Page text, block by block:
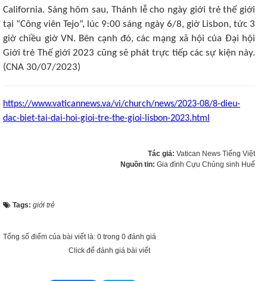
California. Sáng hôm sau, Thánh lễ cho ngày giới trẻ thế giới
tại “Công viên Tejo”, lúc 9:00 sáng ngày 6/8, giờ Lisbon, tức 3
giờ chiều giờ VN. Bên cạnh đó, các mạng xã hội của Đại hội
Giới trẻ Thế giới 2023 cũng sẽ phát trực tiếp các sự kiện này.
(CNA 30/07/2023)
https://www.vaticannews.va/vi/church/news/2023-08/8-dieu-
dac-biet-tai-dai-hoi-gioi-tre-the-gioi-lisbon-2023.html
Tác giả: Vatican News Tiếng Việt
Nguồn tin: Gia đình Cựu Chủng sinh Huế
Tags: giới trẻ
Tổng số điểm của bài viết là: 0 trong 0 đánh giá
Click để đánh giá bài viết